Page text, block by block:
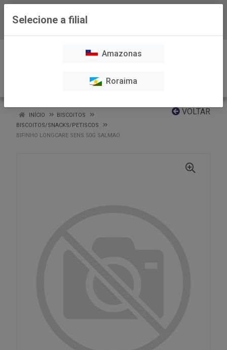
VOLTAR
INÍCIO
BISCOITOS
BISCOITOS/SNACKS/PETISCOS
BIFINHO LONGCARE SENS.50G SALMAO
Selecione a filial
Amazonas
Roraima